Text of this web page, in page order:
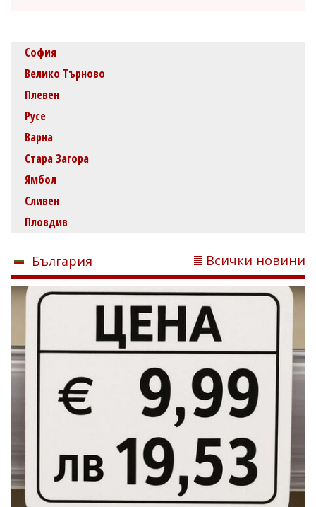
София
Велико Търново
Плевен
Русе
Варна
Стара Загора
Ямбол
Сливен
Пловдив
България Всички новини